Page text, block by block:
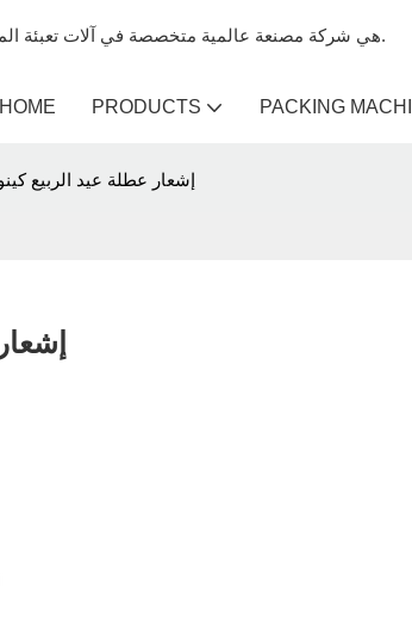
Kenwei هي شركة مصنعة عالمية متخصصة في آلات تعبئة الميزان وآلات الميزان متعددة الرؤوس.
HOME PRODUCTS PACKING
إشعار عطلة عيد الربيع